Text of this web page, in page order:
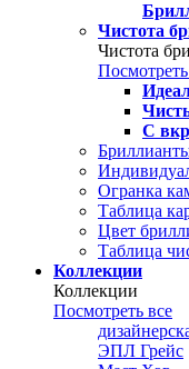
Чистота
Чистота
С
Огранка
Таблица
Цвет
Таблица
Коллекции
Коллекции
Посмотреть все
ЭПЛ Грейс